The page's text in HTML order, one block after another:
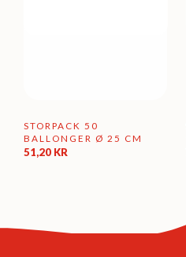
STORPACK 50
BALLONGER Ø 25 CM
51,20 KR